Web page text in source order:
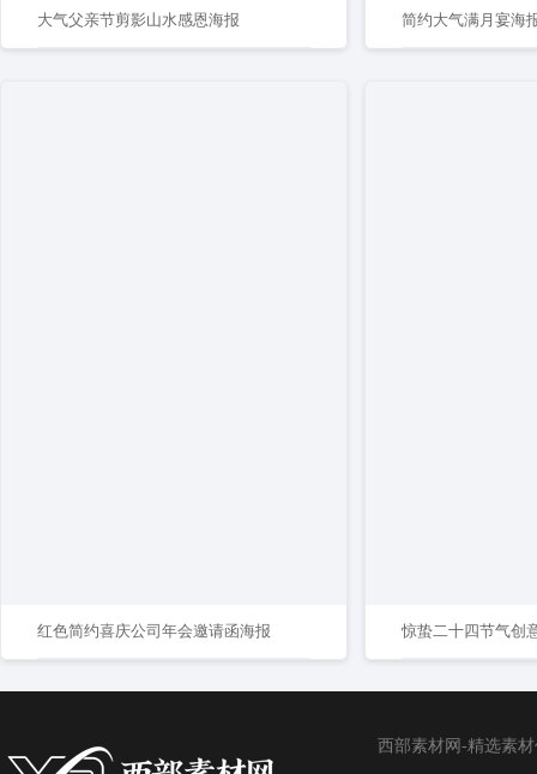
大气父亲节剪影山水感恩海报 简约大气满月宴海
红色简约喜庆公司年会邀请函海报 惊蛰二十四节气创
西部素材网-精选素